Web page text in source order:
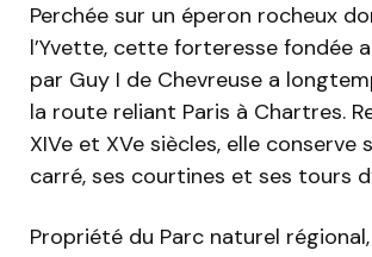
Perchée sur un éperon rocheux
l’Yvette, cette forteresse fondée
par Guy I de Chevreuse a
la route reliant Paris à Chartres.
XIVe et XVe siècles, elle conserve
carré, ses courtines et ses tours
Propriété du Parc naturel